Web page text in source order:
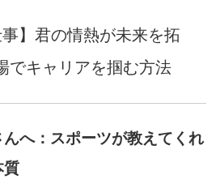
事】君の情熱が未来を拓
でキャリアを掴む方法
へ：スポーツが教えてくれ
質